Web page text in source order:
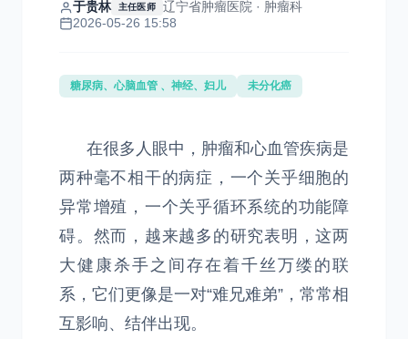
于贵林 主任医师
辽宁省肿瘤医院 · 肿瘤科
2026-05-26 15:58
糖尿病、心脑血管 、神经、妇儿 未分化癌
在很多人眼中，肿瘤和心血管疾病是
两种毫不相干的病症，一个关乎细胞的
异常增殖，一个关乎循环系统的功能障
碍。然而，越来越多的研究表明，这两
大健康杀手之间存在着千丝万缕的联
系，它们更像是一对“难兄难弟”，常常相
互影响、结伴出现。